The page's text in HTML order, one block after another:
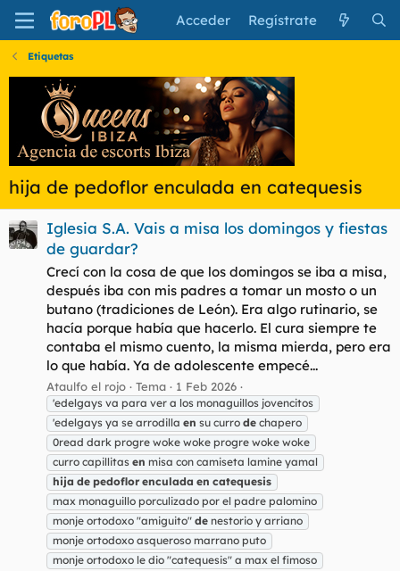
Acceder Regístrate
Etiquetas
hija de pedoflor enculada en catequesis
Iglesia S.A. Vais a misa los domingos y fiestas
de guardar?
Crecí con la cosa de que los domingos se iba a misa,
después iba con mis padres a tomar un mosto o un
butano (tradiciones de León). Era algo rutinario, se
hacía porque había que hacerlo. El cura siempre te
contaba el mismo cuento, la misma mierda, pero era
lo que había. Ya de adolescente empecé...
Ataulfo el rojo Tema 1 Feb 2026
'edelgays va para ver a los monaguillos jovencitos
'edelgays ya se arrodilla en su curro de chapero
0read dark progre woke woke progre woke woke
curro capillitas en misa con camiseta lamine yamal
hija de pedoflor enculada en catequesis
max monaguillo porculizado por el padre palomino
monje ortodoxo "amiguito" de nestorio y arriano
monje ortodoxo asqueroso marrano puto
monje ortodoxo le dio "catequesis" a max el fimoso